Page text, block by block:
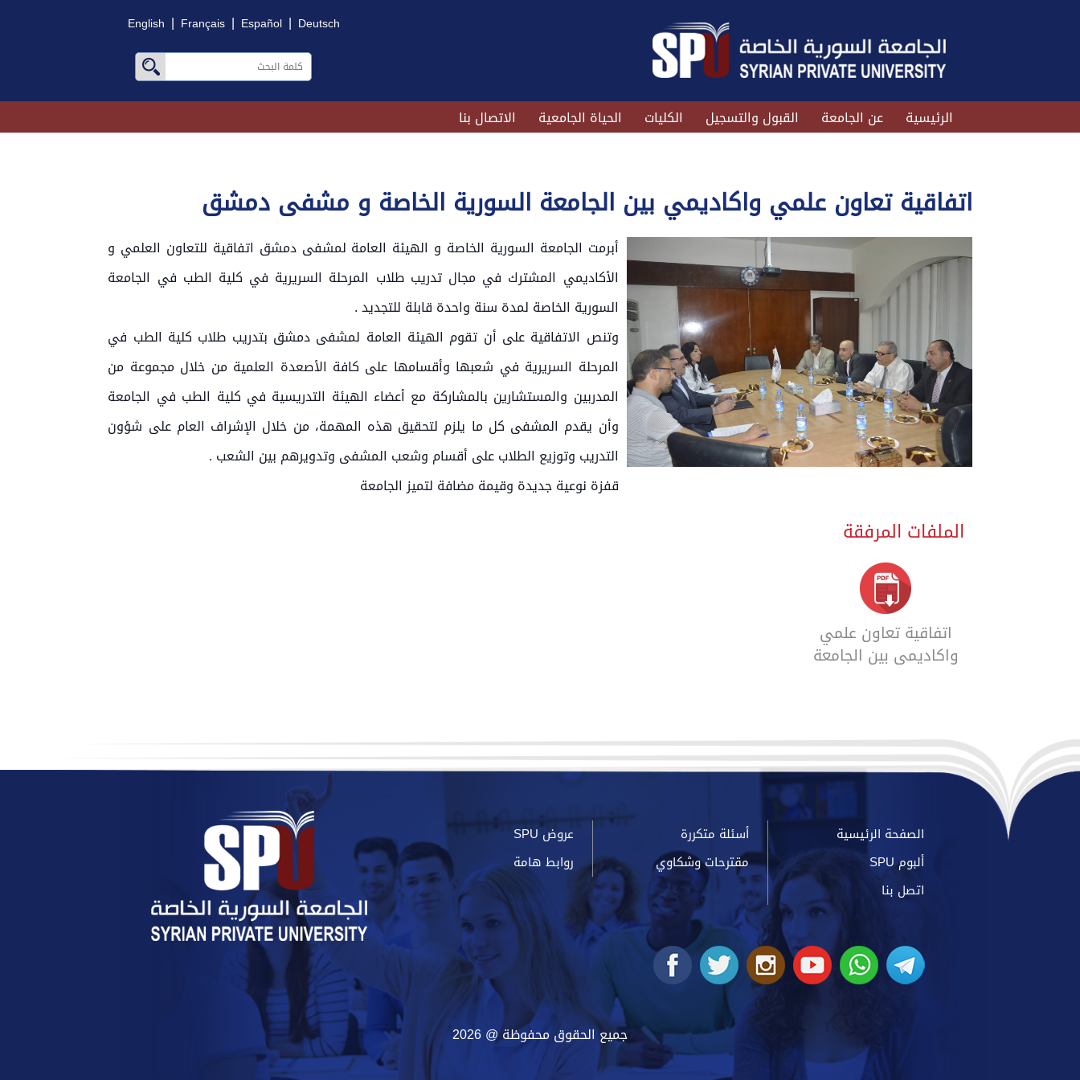
English | Français | Español | Deutsch
الرئيسية عن الجامعة القبول والتسجيل الكليات الحياة الجامعية الاتصال بنا
اتفاقية تعاون علمي واكاديمي بين الجامعة السورية الخاصة و مشفى دمشق
أبرمت الجامعة السورية الخاصة و الهيئة العامة لمشفى دمشق اتفاقية للتعاون العلمي و
الأكاديمي المشترك في مجال تدريب طلاب المرحلة السريرية في كلية الطب في الجامعة
السورية الخاصة لمدة سنة واحدة قابلة للتجديد .
وتنص الاتفاقية على أن تقوم الهيئة العامة لمشفى دمشق بتدريب طلاب كلية الطب في
المرحلة السريرية في شعبها وأقسامها على كافة الأصعدة العلمية من خلال مجموعة من
المدربين والمستشارين بالمشاركة مع أعضاء الهيئة التدريسية في كلية الطب في الجامعة
وأن يقدم المشفى كل ما يلزم لتحقيق هذه المهمة، من خلال الإشراف العام على شؤون
التدريب وتوزيع الطلاب على أقسام وشعب المشفى وتدويرهم بين الشعب .
قفزة نوعية جديدة وقيمة مضافة لتميز الجامعة
الملفات المرفقة
اتفاقية تعاون علمي
واكاديمي بين الجامعة
الصفحة الرئيسية أسئلة متكررة
عروض SPU
ألبوم SPU
مقترحات وشكاوي
روابط هامة
اتصل بنا
جميع الحقوق محفوظة @ 2026